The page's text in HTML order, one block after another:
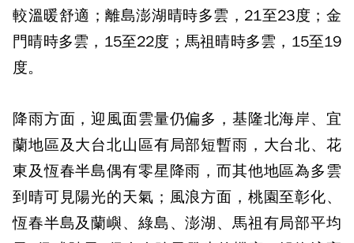
較溫暖舒適；離島澎湖晴時多雲，21至23度；金
門晴時多雲，15至22度；馬祖晴時多雲，15至19
度。
降雨方面，迎風面雲量仍偏多，基隆北海岸、宜
蘭地區及大台北山區有局部短暫雨，大台北、花
東及恆春半島偶有零星降雨，而其他地區為多雲
到晴可見陽光的天氣；風浪方面，桃園至彰化、
恆春半島及蘭嶼、綠島、澎湖、馬祖有局部平均